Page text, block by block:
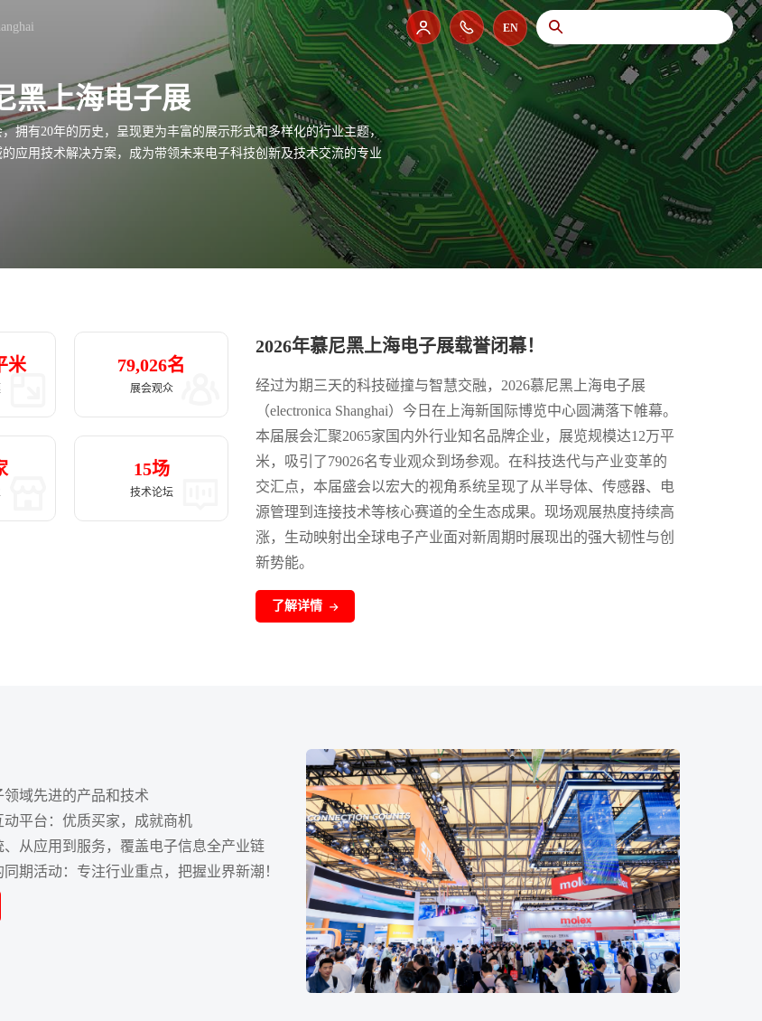
EN
黑上海电子展
拥有20年的历史，呈现更为丰富的展示形式和多样化的行业主题，
应用技术解决方案，成为带领未来电子科技创新及技术交流的专业
米 79,026名
展会观众
15场
技术论坛
2026年慕尼黑上海电子展载誉闭幕！
经过为期三天的科技碰撞与智慧交融，2026慕尼黑上海电子展
（electronica Shanghai）今日在上海新国际博览中心圆满落下帷幕。
本届展会汇聚2065家国内外行业知名品牌企业，展览规模达12万平
米，吸引了79026名专业观众到场参观。在科技迭代与产业变革的
交汇点，本届盛会以宏大的视角系统呈现了从半导体、传感器、电
源管理到连接技术等核心赛道的全生态成果。现场观展热度持续高
涨，生动映射出全球电子产业面对新周期时展现出的强大韧性与创
新势能。
了解详情
领域先进的产品和技术
动平台：优质买家，成就商机
、从应用到服务，覆盖电子信息全产业链
期活动：专注行业重点，把握业界新潮！